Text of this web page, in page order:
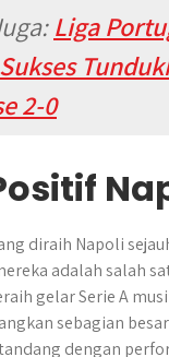
Liga
2-0
diraih Napoli
adalah salah
gelar Serie A
sebagian
dengan